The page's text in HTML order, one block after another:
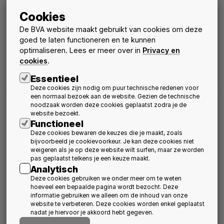
Cookies
De BVA website maakt gebruikt van cookies om deze
goed te laten functioneren en te kunnen
optimaliseren. Lees er meer over in Privacy en
cookies.
Essentieel
Deze cookies zijn nodig om puur technische redenen voor
een normaal bezoek aan de website. Gezien de technische
noodzaak worden deze cookies geplaatst zodra je de
website bezoekt.
Functioneel
Deze cookies bewaren de keuzes die je maakt, zoals
bijvoorbeeld je cookievoorkeur. Je kan deze cookies niet
weigeren als je op deze website wilt surfen, maar ze worden
pas geplaatst telkens je een keuze maakt.
Analytisch
Deze cookies gebruiken we onder meer om te weten
hoeveel een bepaalde pagina wordt bezocht. Deze
informatie gebruiken we alleen om de inhoud van onze
website te verbeteren. Deze cookies worden enkel geplaatst
nadat je hiervoor je akkoord hebt gegeven.
Terrein 2
19:00 WOONWERK architecten - HUB architecten
5 - 6
20:00
Bulk architecten - MVT + Karuur architecten
21:00
LOW architecten - Polo + Osar architecten
22:00
B-architecten - Binst architecten
Klassement Groepsfase
na speeldag 3
Groep A
Archiles architecten 3 2 1 0 19/15
VVDA team 3 17/17
Royal Architects Football Club 3
United Architects
Groep B GS W V G
Architects in Motion 3 2 1 0
Bold architecten 3 1 1 1 18/17
Bulk architecten 23/26
MVT + Karuur architecten